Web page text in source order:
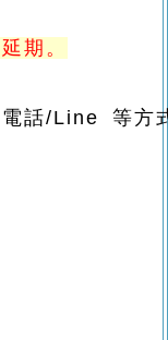
期。
電話/Line 等方